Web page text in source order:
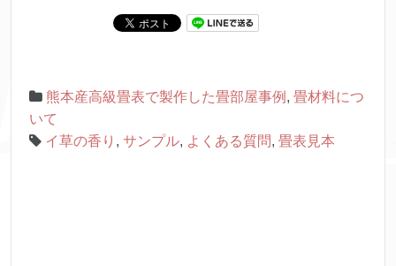
熊本産高級畳表で製作した畳部屋事例 , 畳材料につ
いて
イ草の香り , サンプル, よくある質問, 畳表見本